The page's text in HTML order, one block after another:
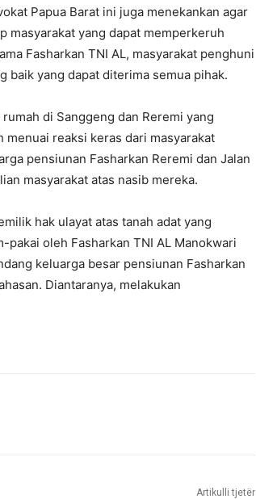
Papua Barat ini juga menekankan agar
masyarakat yang dapat memperkeruh
Fasharkan TNI AL, masyarakat penghuni
baik yang dapat diterima semua pihak.
di Sanggeng dan Reremi yang
reaksi keras dari masyarakat
pensiunan Fasharkan Reremi dan Jalan
masyarakat atas nasib mereka.
hak ulayat atas tanah adat yang
oleh Fasharkan TNI AL Manokwari
keluarga besar pensiunan Fasharkan
Diantaranya, melakukan
Artikulli tjetër